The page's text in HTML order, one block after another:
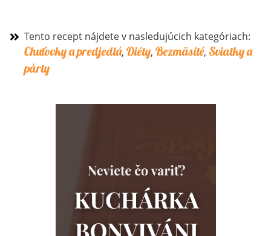
Tento recept nájdete v nasledujúcich kategóriach:
Chuťovky a predjedlá, Diéty, Bezmäsité, Sviatky a
párty